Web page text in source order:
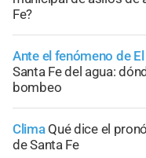
Fe?
Ante el fenómeno de
Santa Fe del agua:
bombeo
Clima Qué dice el
de Santa Fe